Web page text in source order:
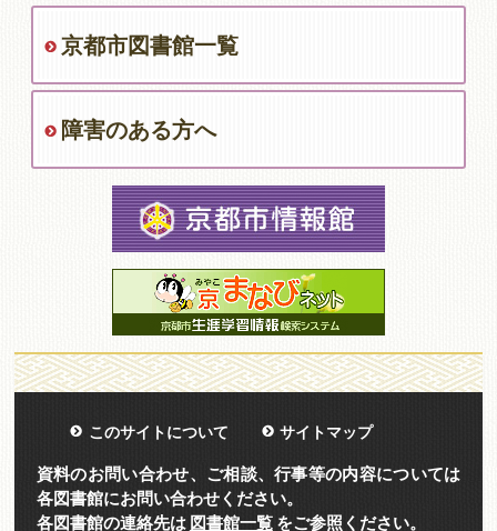
京都市図書館一覧
障害のある方へ
このサイトについて サイトマップ
資料のお問い合わせ、ご相談、行事等の内容については
各図書館にお問い合わせください。
各図書館の連絡先は 図書館一覧をご参照ください。